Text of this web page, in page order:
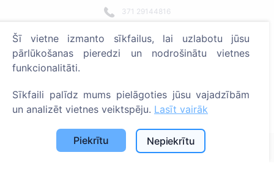
371 29144816
Strādājam visā Latvijā!
Administratoriem
© 2013 - 2026 Cemety Visas tiesības aizsargātas
Privātuma politika un noteikumi.
Šī vietne izmanto sīkfailus, lai uzlabotu jūsu
pārlūkošanas pieredzi un nodrošinātu vietnes
funkcionalitāti.
Sīkfaili palīdz mums pielāgoties jūsu vajadzībām
un analizēt vietnes veiktspēju. Lasīt vairāk
Piekrītu Nepiekrītu